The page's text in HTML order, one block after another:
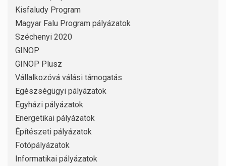
Kisfaludy Program
Magyar Falu Program pályázatok
Széchenyi 2020
GINOP
GINOP Plusz
Vállalkozóvá válási támogatás
Egészségügyi pályázatok
Egyházi pályázatok
Energetikai pályázatok
Építészeti pályázatok
Fotópályázatok
Informatikai pályázatok